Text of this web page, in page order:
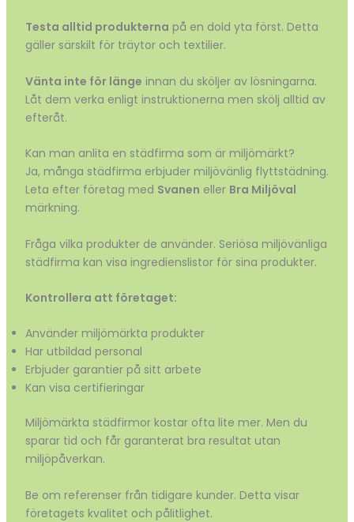
Testa alltid produkterna på en dold yta först. Detta
gäller särskilt för träytor och textilier.
Vänta inte för länge innan du sköljer av lösningarna.
Låt dem verka enligt instruktionerna men skölj alltid av
efteråt.
Kan man anlita en städfirma som är miljömärkt?
Ja, många städfirma erbjuder miljövänlig flyttstädning.
Leta efter företag med Svanen eller Bra Miljöval
märkning.
Fråga vilka produkter de använder. Seriösa miljövänliga
städfirma kan visa ingredienslistor för sina produkter.
Kontrollera att företaget:
Använder miljömärkta produkter
Har utbildad personal
Erbjuder garantier på sitt arbete
Kan visa certifieringar
Miljömärkta städfirmor kostar ofta lite mer. Men du
sparar tid och får garanterat bra resultat utan
miljöpåverkan.
Be om referenser från tidigare kunder. Detta visar
företagets kvalitet och pålitlighet.